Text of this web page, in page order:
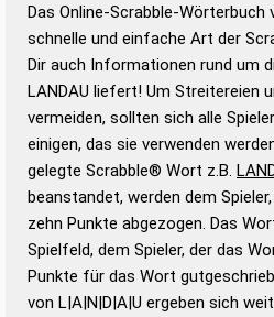
Wortwurzel liefert mit Hilfe
Wortanalyse-Algorithmus gute
Wortbedeutung, Worttrennung
Gültigkeit eines Wortes für das
bestimmen!
zugelassene
Wörterbücher sind:
Duden –
Duden –
Deutsch
Duden –
Das Online-Scrabble-
schnelle und einfache Art der
Dir auch Informationen rund um
LANDAU liefert! Um Streitereien
vermeiden, sollten sich alle
einigen, das sie verwenden
gelegte Scrabble® Wort z.B.
beanstandet, werden dem
zehn Punkte abgezogen. Das
Spielfeld, dem Spieler, der das
Punkte für das Wort
von L|A|N|D|A|U ergeben sich